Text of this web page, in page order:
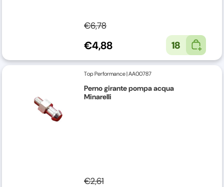
€6,78
€4,88 18
Top Performance|AA00787
Perno girante pompa acqua
Minarelli
€2,61